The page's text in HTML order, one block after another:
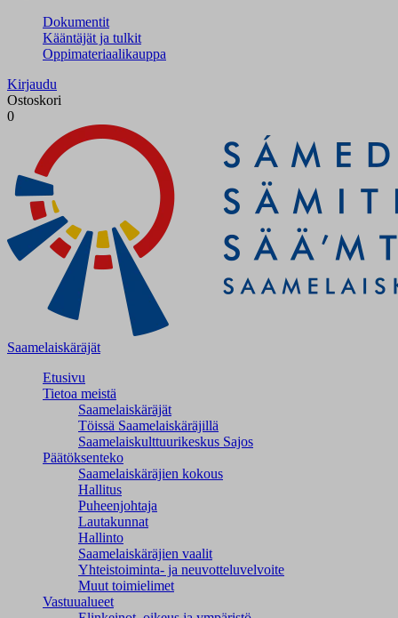
Dokumentit
Kääntäjät ja tulkit
Oppimateriaalikauppa
Kirjaudu
Ostoskori
0
Saamelaiskäräjät
Etusivu
Tietoa meistä
Saamelaiskäräjät
Töissä Saamelaiskäräjillä
Saamelaiskulttuuri­keskus Sajos
Päätöksenteko
Saamelaiskäräjien kokous
Hallitus
Puheenjohtaja
Lautakunnat
Hallinto
Saamelaiskäräjien vaalit
Yhteistoiminta- ja neuvotteluvelvoite
Muut toimielimet
Vastuualueet